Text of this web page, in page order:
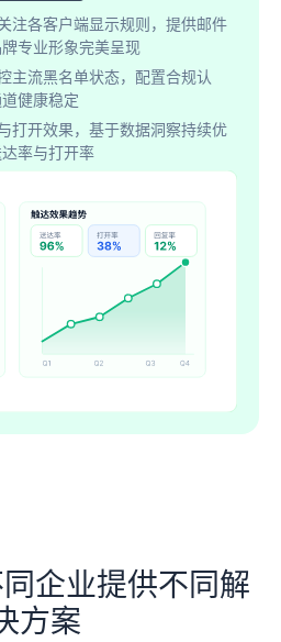
注各客户端显示规则，提供邮件
专业形象完美呈现
主流黑名单状态，配置合规认
健康稳定
打开效果，基于数据洞察持续优
率与打开率
企业提供不同解
方案